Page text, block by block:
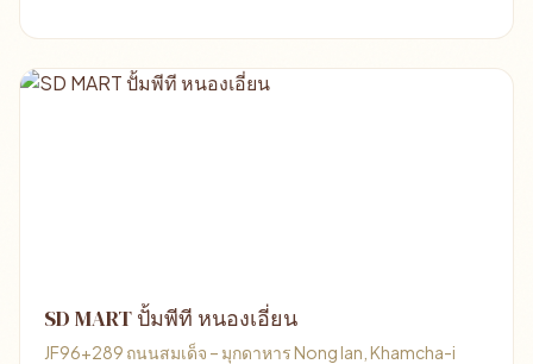
SD MART ปั้มพีที หนองเอี่ยน
JF96+289 ถนนสมเด็จ – มุกดาหาร Nong Ian, Khamcha-i